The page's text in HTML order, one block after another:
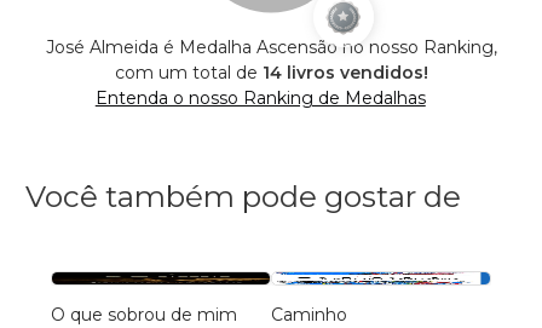
José Almeida é Medalha Ascensão no nosso Ranking,
com um total de 14 livros vendidos!
Entenda o nosso Ranking de Medalhas
Você também pode gostar de
O que sobrou de mim
Caminho